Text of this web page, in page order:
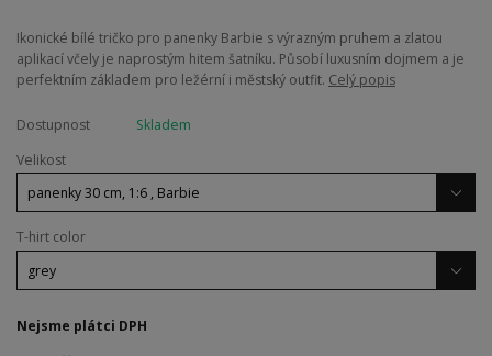
Ikonické bílé tričko pro panenky Barbie s výrazným pruhem a zlatou
aplikací včely je naprostým hitem šatníku. Působí luxusním dojmem a je
perfektním základem pro ležérní i městský outfit. Celý popis
Dostupnost
Skladem
Velikost
T-hirt color
Nejsme plátci DPH